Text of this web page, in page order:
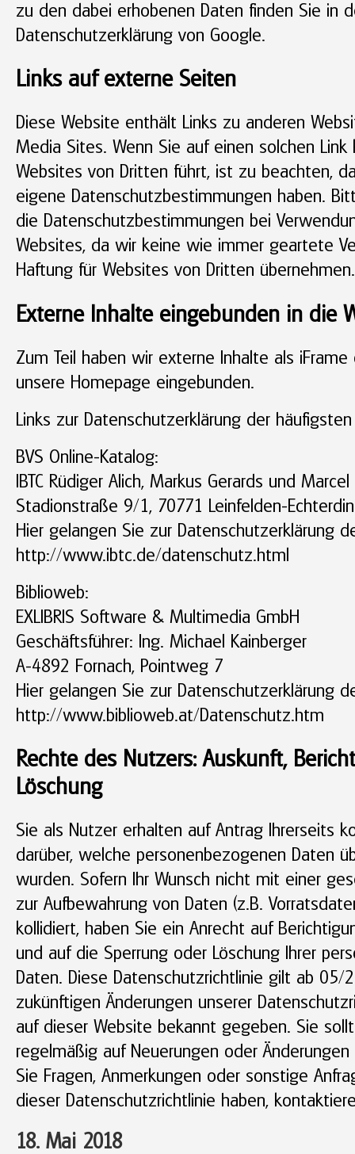
zu den dabei erhobenen Daten finden Sie in
Datenschutzerklärung von Google.
Links auf externe Seiten
Diese Website enthält Links zu anderen
Media Sites. Wenn Sie auf einen solchen Link
Websites von Dritten führt, ist zu beachten,
eigene Datenschutzbestimmungen haben.
die Datenschutzbestimmungen bei
Websites, da wir keine wie immer geartete
Haftung für Websites von Dritten übernehmen.
Externe Inhalte eingebunden in die
Zum Teil haben wir externe Inhalte als
unsere Homepage eingebunden.
Links zur Datenschutzerklärung der
BVS Online-Katalog:
IBTC Rüdiger Alich, Markus Gerards und Marcel
Stadionstraße 9/1, 70771 Leinfelden-
Hier gelangen Sie zur Datenschutzerklärung
http://www.ibtc.de/datenschutz.html
Biblioweb:
EXLIBRIS Software & Multimedia GmbH
Geschäftsführer: Ing. Michael Kainberger
A-4892 Fornach, Pointweg 7
Hier gelangen Sie zur Datenschutzerklärung
http://www.biblioweb.at/Datenschutz.htm
Rechte des Nutzers: Auskunft,
Löschung
Sie als Nutzer erhalten auf Antrag Ihrerseits
darüber, welche personenbezogenen Daten
wurden. Sofern Ihr Wunsch nicht mit einer
zur Aufbewahrung von Daten (z.B.
kollidiert, haben Sie ein Anrecht auf
und auf die Sperrung oder Löschung Ihrer
Daten. Diese Datenschutzrichtlinie gilt ab 05/
zukünftigen Änderungen unserer
auf dieser Website bekannt gegeben. Sie
regelmäßig auf Neuerungen oder Änderungen
Sie Fragen, Anmerkungen oder sonstige
dieser Datenschutzrichtlinie haben,
18. Mai 2018